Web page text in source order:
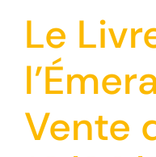
Le
Vente